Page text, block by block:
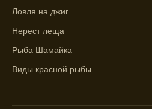
клева.
Прогноз клева
лучшие условия для
Календарь рыболова
Ловля на джиг
Нерест леща
Рыба Шамайка
Виды красной рыбы